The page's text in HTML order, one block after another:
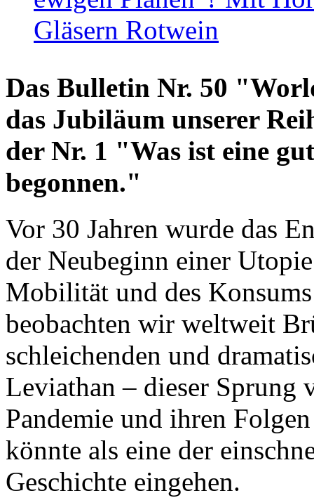
Gläsern Rotwein
Das Bulletin Nr. 50
das Jubiläum unserer
der Nr. 1 "Was ist eine
begonnen."
Vor 30 Jahren wurde das
der Neubeginn einer
Mobilität und des
beobachten wir weltweit
schleichenden und
Leviathan – dieser Sprung
Pandemie und ihren
könnte als eine der
Geschichte eingehen.